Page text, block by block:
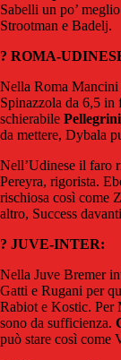
Sabelli un po’
Strootman e Badelj.
? ROMA-
Nella Roma
Spinazzola da 6,5 in
schierabile Pellegrini
da mettere, Dybala
Nell’Udinese il faro
Pereyra, rigorista.
rischiosa così come
altro, Success
? JUVE-INTER:
Nella Juve Bremer
Gatti e Rugani per
Rabiot e Kostic. Per
sono da sufficienza.
può stare così